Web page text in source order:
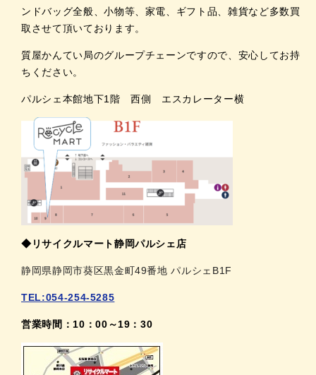
ンドバッグ全般、小物等、家電、ギフト品、雑貨など多数買
取させて頂いております。
質屋かんてい局のグループチェーンですので、安心してお持
ちください。
パルシェ本館地下1階 西側 エスカレーター横
◆リサイクルマート静岡パルシェ店
静岡県静岡市葵区黒金町49番地 パルシェB1F
TEL:054-254-5285
営業時間：10：00～19：30